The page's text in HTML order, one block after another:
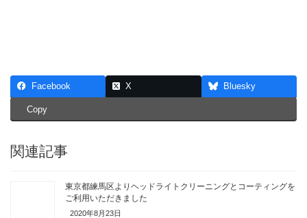
Facebook X Bluesky
Copy
関連記事
東京都練馬区よりヘッドライトクリーニングとコーティングを
ご利用いただきました
2020年8月23日